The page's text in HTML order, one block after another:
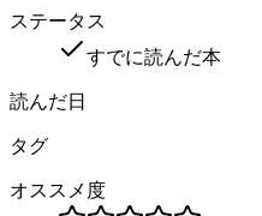
ステータス
すでに読んだ本
読んだ日
タグ
オススメ度